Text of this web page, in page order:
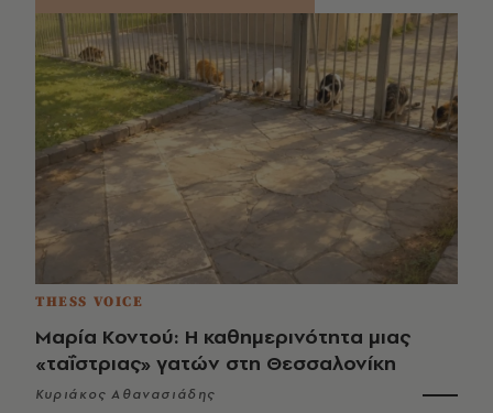
THESS VOICE
Μαρία Κοντού: Η καθημερινότητα μιας
«ταΐστριας» γατών στη Θεσσαλονίκη
Κυριάκος Αθανασιάδης